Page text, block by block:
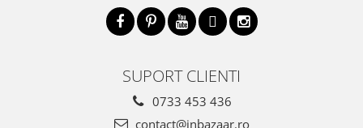
SUPORT CLIENTI
0733 453 436
contact@inbazaar.ro